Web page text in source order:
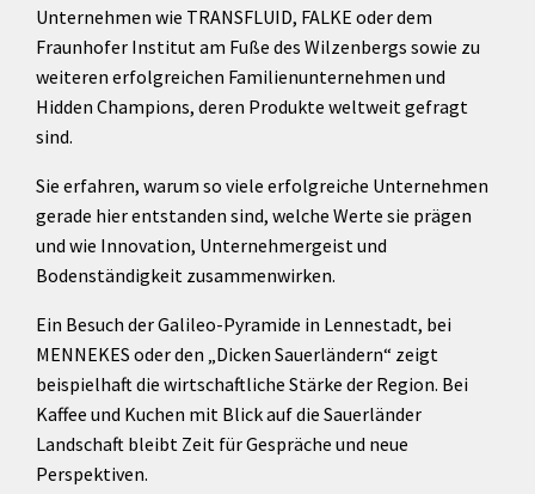
Unternehmen wie TRANSFLUID, FALKE oder dem
Fraunhofer Institut am Fuße des Wilzenbergs sowie zu
weiteren erfolgreichen Familienunternehmen und
Hidden Champions, deren Produkte weltweit gefragt
sind.
Sie erfahren, warum so viele erfolgreiche Unternehmen
gerade hier entstanden sind, welche Werte sie prägen
und wie Innovation, Unternehmergeist und
Bodenständigkeit zusammenwirken.
Ein Besuch der Galileo-Pyramide in Lennestadt, bei
MENNEKES oder den „Dicken Sauerländern“ zeigt
beispielhaft die wirtschaftliche Stärke der Region. Bei
Kaffee und Kuchen mit Blick auf die Sauerländer
Landschaft bleibt Zeit für Gespräche und neue
Perspektiven.